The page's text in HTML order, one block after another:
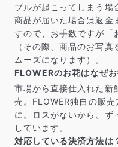
ブルが起こってしまう場
商品が届いた場合は返金
すので、お手数ですが「
（その際、商品のお写
ムーズになります）。
FLOWERのお花はなぜお
市場から直接仕入れた新
売。FLOWER独自の販
に。ロスがないから、ず
しています。
対応している決済方法は